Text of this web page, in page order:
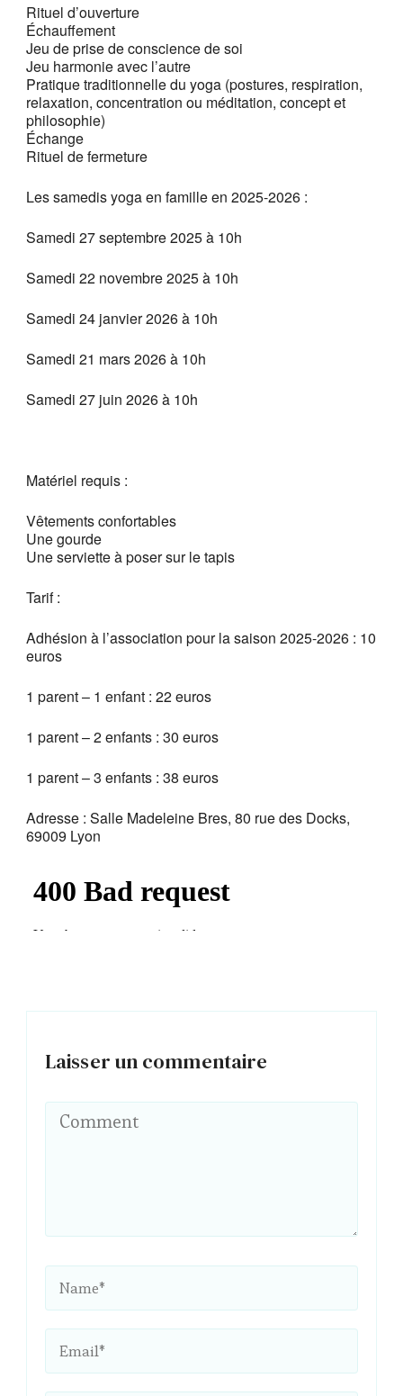
Rituel d’ouverture
Échauffement
Jeu de prise de conscience de soi
Jeu harmonie avec l’autre
Pratique traditionnelle du yoga (postures, respiration,
relaxation, concentration ou méditation, concept et
philosophie)
Échange
Rituel de fermeture
Les samedis yoga en famille en 2025-2026 :
Samedi 27 septembre 2025 à 10h
Samedi 22 novembre 2025 à 10h
Samedi 24 janvier 2026 à 10h
Samedi 21 mars 2026 à 10h
Samedi 27 juin 2026 à 10h
Matériel requis :
Vêtements confortables
Une gourde
Une serviette à poser sur le tapis
Tarif :
Adhésion à l’association pour la saison 2025-2026 : 10
euros
1 parent – 1 enfant : 22 euros
1 parent – 2 enfants : 30 euros
1 parent – 3 enfants : 38 euros
Adresse : Salle Madeleine Bres, 80 rue des Docks,
69009 Lyon
Laisser un commentaire